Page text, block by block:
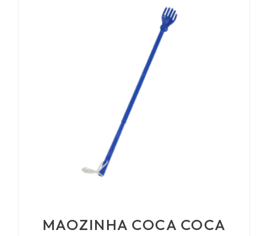
MAOZINHA COCA COCA